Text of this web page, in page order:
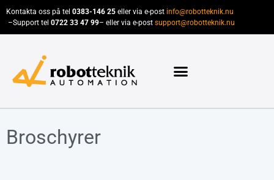
Kontakta oss på tel 0383-146 25 eller via e-post info@robotteknik.nu
–Support tel 0722 33 47 99– eller via e-post support@robotteknik.nu
Broschyrer